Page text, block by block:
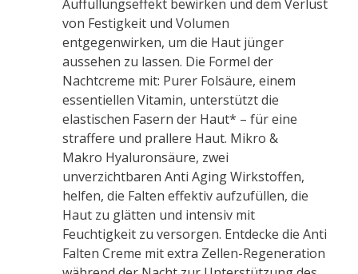
Auffüllungseffekt bewirken und dem Verlust
von Festigkeit und Volumen
entgegenwirken, um die Haut jünger
aussehen zu lassen. Die Formel der
Nachtcreme mit: Purer Folsäure, einem
essentiellen Vitamin, unterstützt die
elastischen Fasern der Haut* – für eine
straffere und prallere Haut. Mikro &
Makro Hyaluronsäure, zwei
unverzichtbaren Anti Aging Wirkstoffen,
helfen, die Falten effektiv aufzufüllen, die
Haut zu glätten und intensiv mit
Feuchtigkeit zu versorgen. Entdecke die Anti
Falten Creme mit extra Zellen-Regeneration